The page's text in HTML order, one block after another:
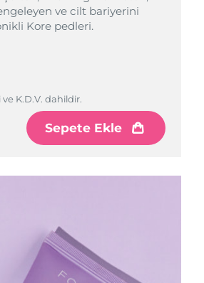
ve cilt bariyerini
Kore pedleri.
K.D.V. dahildir.
Sepete Ekle